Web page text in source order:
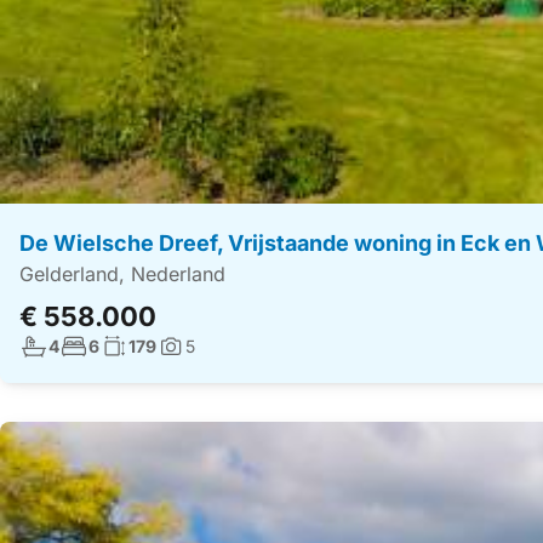
De Wielsche Dreef, Vrijstaande woning in Eck en
Gelderland, Nederland
€ 558.000
Aantal badkamers:
4Aantal slaapkamers:
6Woonoppervlakte:
179 Foto's:
5